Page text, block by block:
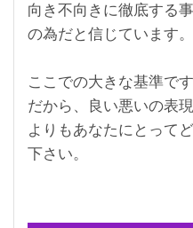
向き不向きに徹底する
の為だと信じています。
ここでの大きな基準です
だから、良い悪いの表
よりもあなたにとって
下さい。